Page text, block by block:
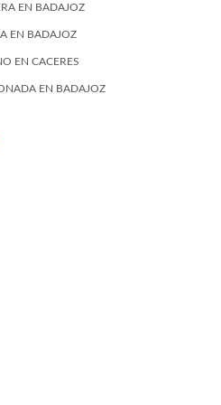
EN BADAJOZ
EN BADAJOZ
EN CACERES
EN BADAJOZ